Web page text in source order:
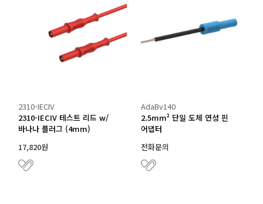
2310-IECIV
2310-IECIV 테스트 리드 w/
바나나 플러그 (4mm)
17,820원
AdaBv140
2.5mm² 단일 도체 연성 핀
어댑터
전화문의